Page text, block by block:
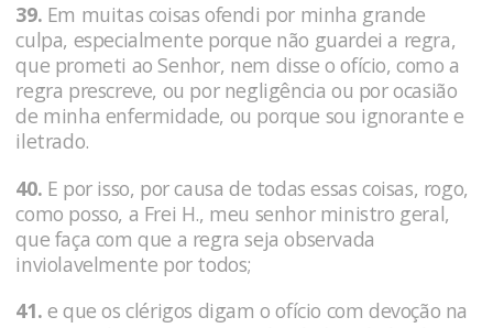
39. Em muitas coisas ofendi por minha grande
culpa, especialmente porque não guardei a regra,
que prometi ao Senhor, nem disse o ofício, como a
regra prescreve, ou por negligência ou por ocasião
de minha enfermidade, ou porque sou ignorante e
iletrado.
40. E por isso, por causa de todas essas coisas, rogo,
como posso, a Frei H., meu senhor ministro geral,
que faça com que a regra seja observada
inviolavelmente por todos;
41. e que os clérigos digam o ofício com devoção na